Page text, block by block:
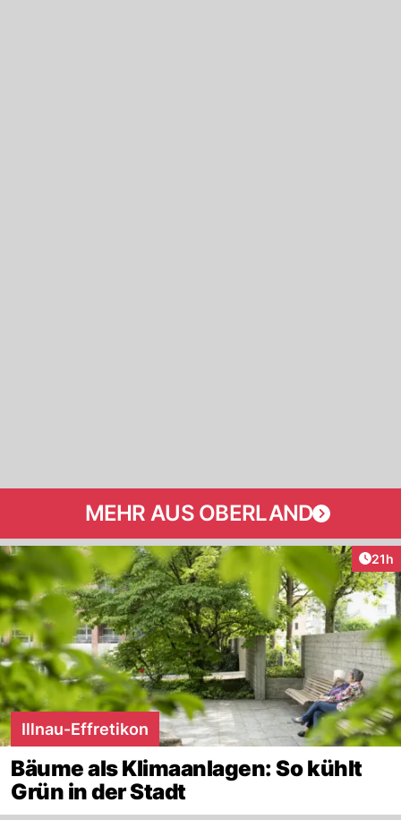
MEHR AUS OBERLAND
21h
Illnau-Effretikon
Bäume als Klimaanlagen: So kühlt
Grün in der Stadt